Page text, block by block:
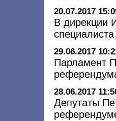
20.07.2017
В дирекции
29.06.2017
Парламент
28.06.2017
Депутаты